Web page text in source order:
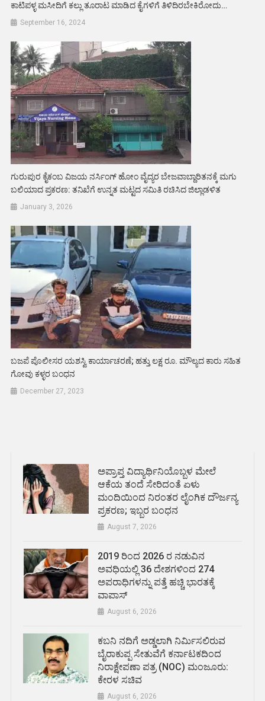
ಕಾಟಿಪಳ್ಳ ಮಸೀದಿಗೆ ಕಲ್ಲು ತೂರಾಟ ಮಾಡಿದ ಕೈಗಳಿಗೆ ತಿಳಿದಿರಬೇಕಿರೋದು…
September 16, 2024
ಗುರುಪುರ ಕೈಕಂಬ ವಿಜಯ ನರ್ಸಿಂಗ್ ಹೋಂ ವೈದ್ಯರ ಬೇಜವಾಬ್ದಾರಿತನಕ್ಕೆ ಮಗು
ಬಲಿಯಾದ ಪ್ರಕರಣ: ತನಿಖೆಗೆ ಉನ್ನತ ಮಟ್ಟದ ಸಮಿತಿ ರಚಿಸಿದ ಜಿಲ್ಲಾಡಳಿತ
January 3, 2026
ಬಜಪೆ ಪೊಲೀಸರ ಯಶಸ್ವಿ ಕಾರ್ಯಾಚರಣೆ; ಹತ್ತು ಲಕ್ಷ ರೂ. ಮೌಲ್ಯದ ಕಾರು ಸಹಿತ
ಗೋವು ಕಳ್ಳರ ಬಂಧನ
December 27, 2023
ಅಪ್ರಾಪ್ತ ವಿದ್ಯಾರ್ಥಿನಿಯೊಬ್ಬಳ ಮೇಲೆ
ಆಕೆಯ ತಂದೆ ಸೇರಿದಂತೆ ಏಳು
ಮಂದಿಯಿಂದ ನಿರಂತರ ಲೈಂಗಿಕ ದೌರ್ಜನ್ಯ
ಪ್ರಕರಣ; ಇಬ್ಬರ ಬಂಧನ
August 7, 2026
2019 ರಿಂದ 2026 ರ ನಡುವಿನ
ಅವಧಿಯಲ್ಲಿ 36 ದೇಶಗಳಿಂದ 274
ಅಪರಾಧಿಗಳನ್ನು ಪತ್ತೆ ಹಚ್ಚಿ ಭಾರತಕ್ಕೆ
ವಾಪಾಸ್
August 6, 2026
ಕಬನಿ ನದಿಗೆ ಅಡ್ಡಲಾಗಿ ನಿರ್ಮಿಸಲಿರುವ
ಬೈರಾಕುಪ್ಪ ಸೇತುವೆಗೆ ಕರ್ನಾಟಕದಿಂದ
ನಿರಾಕ್ಷೇಪಣಾ ಪತ್ರ (NOC) ಮಂಜೂರು:
ಕೇರಳ ಸಚಿವ
August 6, 2026